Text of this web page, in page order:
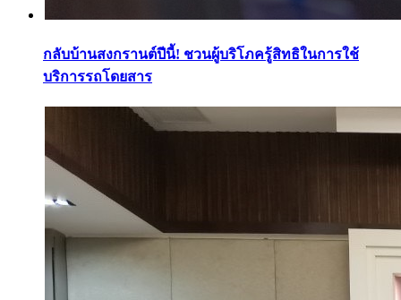
กลับบ้านสงกรานต์ปีนี้! ชวนผู้บริโภครู้สิทธิในการใช้
บริการรถโดยสาร